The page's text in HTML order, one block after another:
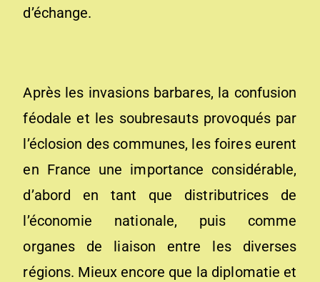
d’échange.
Après les invasions barbares, la confusion
féodale et les soubresauts provoqués par
l’éclosion des communes, les foires eurent
en France une importance considérable,
d’abord en tant que distributrices de
l’économie nationale, puis comme
organes de liaison entre les diverses
régions. Mieux encore que la diplomatie et